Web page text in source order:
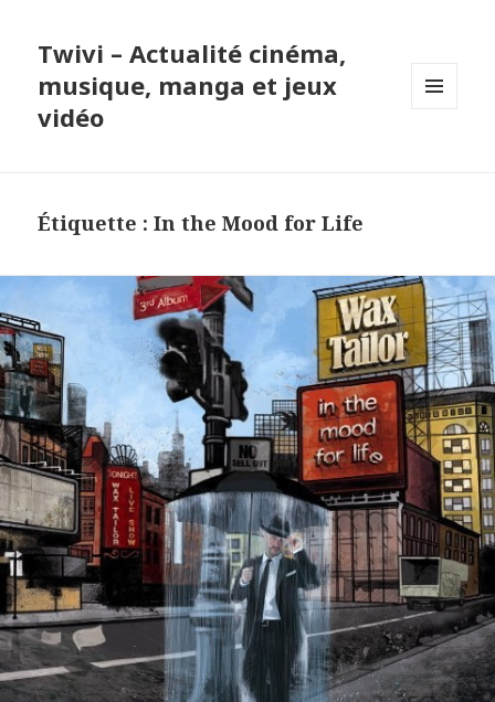
Twivi – Actualité cinéma,
musique, manga et jeux
vidéo
Étiquette :In the Mood for Life